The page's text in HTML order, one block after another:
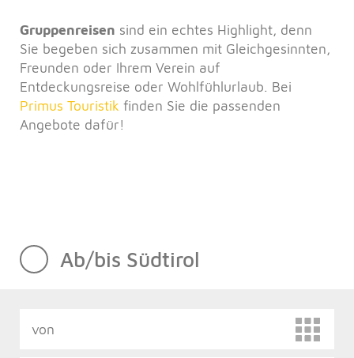
Gruppenreisen sind ein echtes Highlight, denn
Sie begeben sich zusammen mit Gleichgesinnten,
Freunden oder Ihrem Verein auf
Entdeckungsreise oder Wohlfühlurlaub. Bei
Primus Touristik finden Sie die passenden
Angebote dafür!
Ab/bis Südtirol